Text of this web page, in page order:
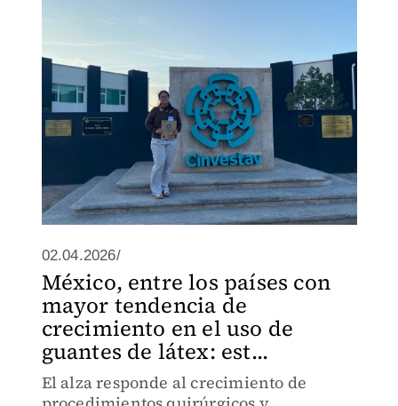
02.04.2026/
México, entre los países con
mayor tendencia de
crecimiento en el uso de
guantes de látex: est...
El alza responde al crecimiento de